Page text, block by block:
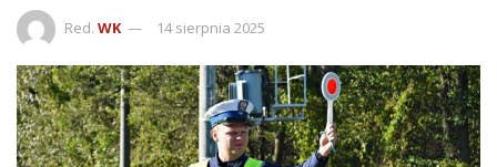
Red. WK 14 sierpnia 2025